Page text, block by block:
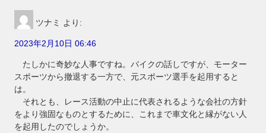
ツナミ より:
2023年2月10日 06:46
たしかに奇妙な人事ですね。バイクの話しですが、モーター
スポーツから撤退する一方で、元スポーツ選手を起用すると
は。
それとも、レース活動の中止に代表されるような会社の方針
をより強固なものとするために、これまで車文化と縁がない人
を起用したのでしょうか。